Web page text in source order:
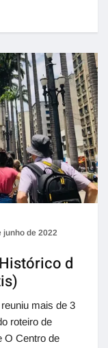
junho de 2022
d
mais de 3
roteiro de
O Centro de